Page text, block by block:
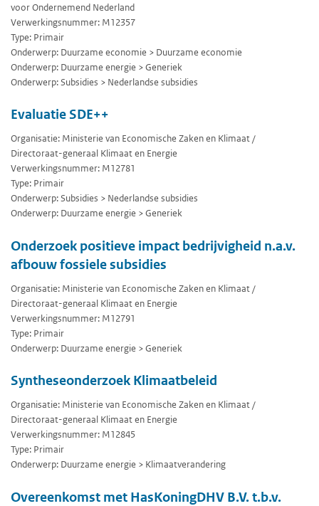
voor Ondernemend Nederland
Verwerkingsnummer: M12357
Type: Primair
Onderwerp: Duurzame economie > Duurzame economie
Onderwerp: Duurzame energie > Generiek
Onderwerp: Subsidies > Nederlandse subsidies
Evaluatie SDE++
Organisatie: Ministerie van Economische Zaken en Klimaat /
Directoraat-generaal Klimaat en Energie
Verwerkingsnummer: M12781
Type: Primair
Onderwerp: Subsidies > Nederlandse subsidies
Onderwerp: Duurzame energie > Generiek
Onderzoek positieve impact bedrijvigheid n.a.v.
afbouw fossiele subsidies
Organisatie: Ministerie van Economische Zaken en Klimaat /
Directoraat-generaal Klimaat en Energie
Verwerkingsnummer: M12791
Type: Primair
Onderwerp: Duurzame energie > Generiek
Syntheseonderzoek Klimaatbeleid
Organisatie: Ministerie van Economische Zaken en Klimaat /
Directoraat-generaal Klimaat en Energie
Verwerkingsnummer: M12845
Type: Primair
Onderwerp: Duurzame energie > Klimaatverandering
Overeenkomst met HasKoningDHV B.V. t.b.v.